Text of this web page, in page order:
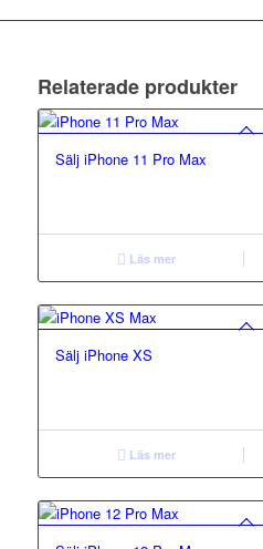
Relaterade produkter
Sälj iPhone 11 Pro Max
Läs mer
Sälj iPhone XS
Läs mer